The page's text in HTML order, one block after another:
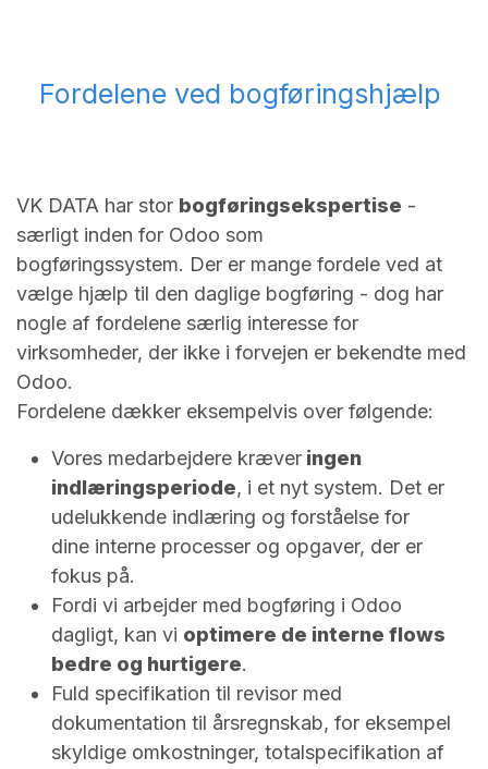
Fordelene ved bogføringshjælp
VK DATA har stor bogføringsekspertise -
særligt inden for Odoo som
bogføringssystem. Der er mange fordele ved at
vælge hjælp til den daglige bogføring - dog har
nogle af fordelene særlig interesse for
virksomheder, der ikke i forvejen er bekendte med
Odoo.
Fordelene dækker eksempelvis over følgende:
Vores medarbejdere kræver ingen
indlæringsperiode, i et nyt system. Det er
udelukkende indlæring og forståelse for
dine interne processer og opgaver, der er
fokus på.
Fordi vi arbejder med bogføring i Odoo
dagligt, kan vi optimere de interne flows
bedre og hurtigere.
Fuld specifikation til revisor med
dokumentation til årsregnskab, for eksempel
skyldige omkostninger, totalspecifikation af